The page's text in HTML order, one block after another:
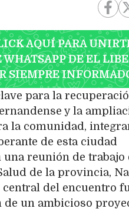
AQUÍ PARA
WHATSAPP DE EL
SIEMPRE
para la
y la
la comunidad,
de esta ciudad
reunión de trabajo
de la provincia,
central del encuentro
de un ambicioso